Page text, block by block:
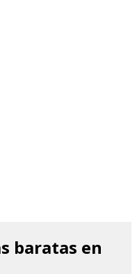
baratas en